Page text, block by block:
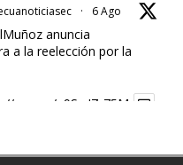
· 6 Ago
anuncia
a la reelección por la
wp.me/p9SwIZ-75M